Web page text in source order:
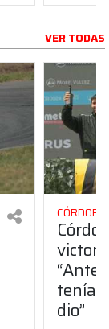
VER TODAS
dio”